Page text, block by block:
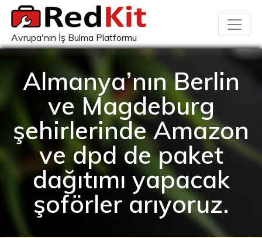
Avrupa'nın İş Bulma Platformu
Almanya’nın Berlin
ve Magdeburg
şehirlerinde Amazon
ve dpd de paket
dağıtımı yapacak
şoförler arıyoruz.